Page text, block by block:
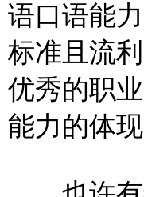
语口语能
标准且流
优秀的职
能力的体现